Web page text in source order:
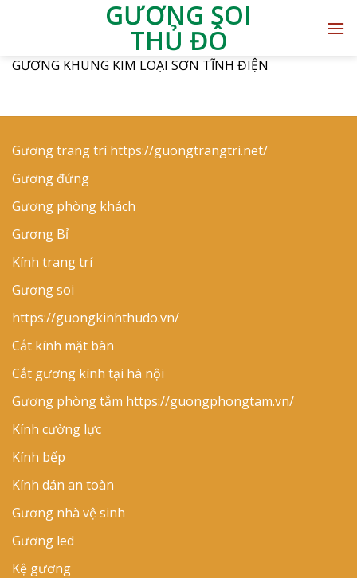
GƯƠNG SOI
THỦ ĐÔ
GƯƠNG KHUNG KIM LOẠI SƠN TĨNH ĐIỆN
Gương trang tríhttps://guongtrangtri.net/
Gương đứng
Gương phòng khách
Gương Bỉ
Kính trang trí
Gương soi
https://guongkinhthudo.vn/
Cắt kính mặt bàn
Cắt gương kính tại hà nội
Gương phòng tắm https://guongphongtam.vn/
Kính cường lực
Kính bếp
Kính dán an toàn
Gương nhà vệ sinh
Gương led
Kệ gương